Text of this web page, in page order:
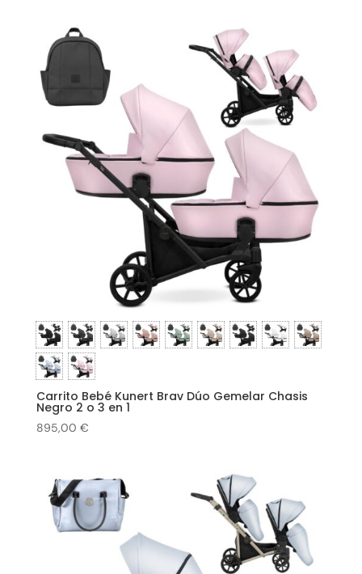
Carrito Bebé Kunert Brav Dúo Gemelar Chasis
Negro 2 o 3 en 1
895,00 €